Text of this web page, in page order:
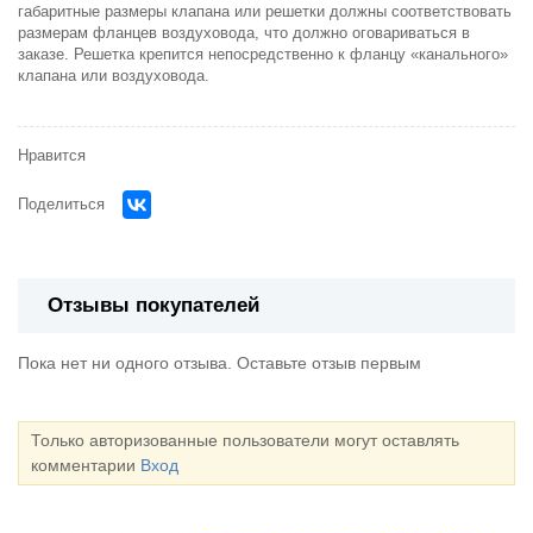
габаритные размеры клапана или решетки должны соответствовать
размерам фланцев воздуховода, что должно оговариваться в
заказе. Решетка крепится непосредственно к фланцу «канального»
клапана или воздуховода.
Нравится
Поделиться
Отзывы покупателей
Пока нет ни одного отзыва. Оставьте отзыв первым
Только авторизованные пользователи могут оставлять
комментарии Вход